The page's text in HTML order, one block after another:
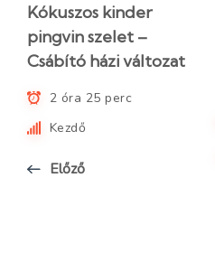
Kókuszos kinder
pingvin szelet –
Csábító házi változat
2 óra 25 perc
Kezdő
Előző